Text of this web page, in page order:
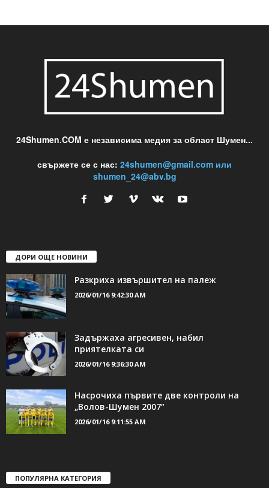
24Shumen.COM е независима медия за област Шумен...
свържете се с нас: 24shumen@gmail.com или
shumen_24@abv.bg
ДОРИ ОЩЕ НОВИНИ
Разкриха извършител на палеж
2026/01/16 9:42:30 AM
Задържаха агресивен, набил
приятелката си
2026/01/16 9:36:30 AM
Насрочиха първите две контроли на
„Волов-Шумен 2007“
2026/01/16 9:11:55 AM
ПОПУЛЯРНА КАТЕГОРИЯ